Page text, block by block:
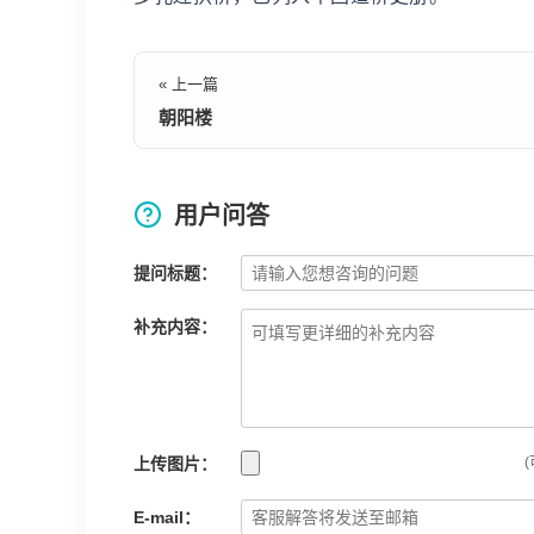
« 上一篇
朝阳楼
用户问答
提问标题：
补充内容：
上传图片： (
E-mail：